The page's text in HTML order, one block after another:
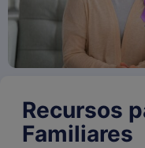
Recursos
Familiares